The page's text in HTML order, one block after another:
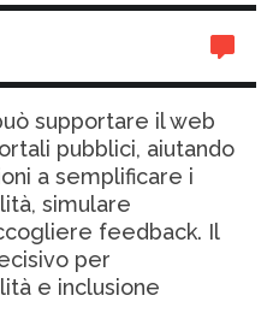
supportare il web
pubblici, aiutando
a semplificare i
simulare
feedback. Il
per
e inclusione